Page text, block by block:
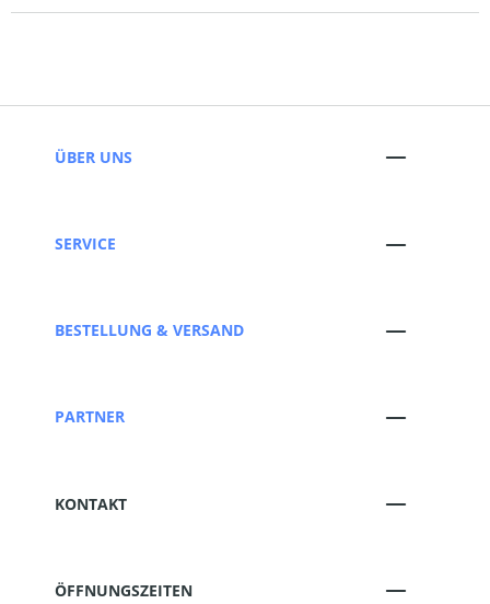
ÜBER UNS
SERVICE
BESTELLUNG & VERSAND
PARTNER
KONTAKT
ÖFFNUNGSZEITEN